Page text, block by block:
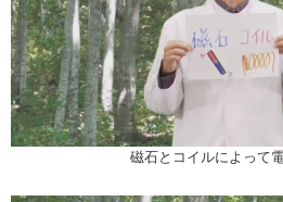
磁石とコイルによって